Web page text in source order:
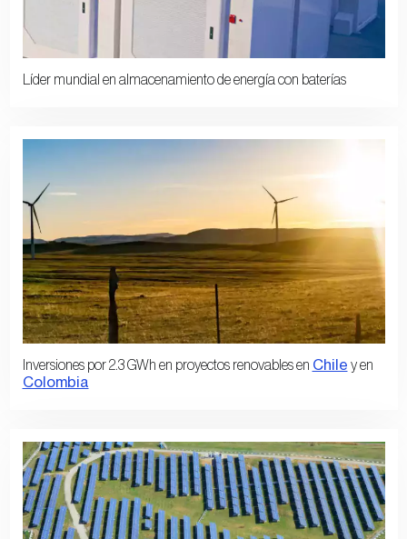
Líder mundial en almacenamiento de energía con baterías
Inversiones por 2.3 GWh en proyectos renovables en Chile y en
Colombia